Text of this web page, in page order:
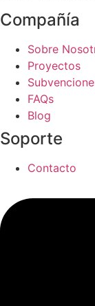
Compañía
Sobre
Proyectos
FAQs
Blog
Soporte
Contacto